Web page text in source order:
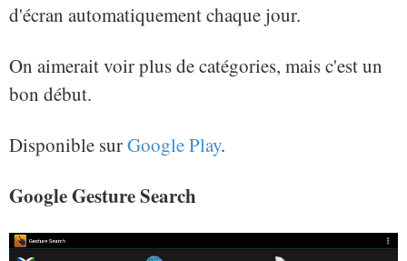
d'écran automatiquement chaque jour.
On aimerait voir plus de catégories, mais c'est un
bon début.
Disponible surGoogle Play.
Google Gesture Search